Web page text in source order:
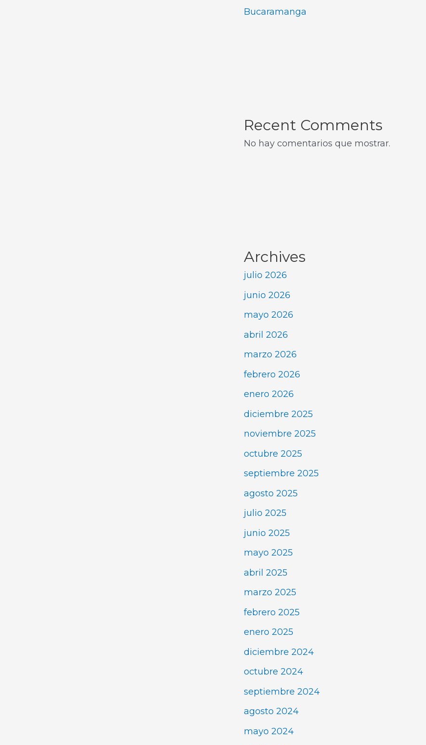
Bucaramanga
Recent Comments
No hay comentarios que mostrar.
Archives
julio 2026
junio 2026
mayo 2026
abril 2026
marzo 2026
febrero 2026
enero 2026
diciembre 2025
noviembre 2025
octubre 2025
septiembre 2025
agosto 2025
julio 2025
junio 2025
mayo 2025
abril 2025
marzo 2025
febrero 2025
enero 2025
diciembre 2024
octubre 2024
septiembre 2024
agosto 2024
mayo 2024